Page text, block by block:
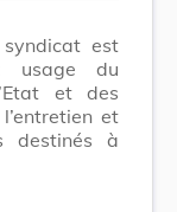
est
usage du
et des
et
destinés à